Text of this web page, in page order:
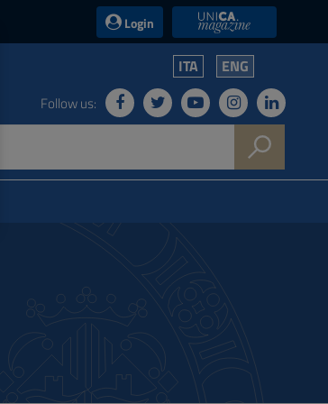
Login UniCA News
ITA ENG
Follow us: